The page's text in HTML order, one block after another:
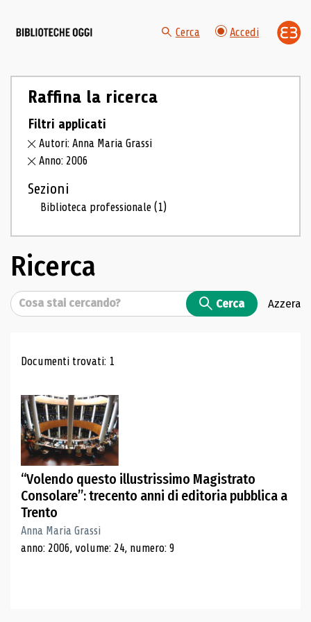
Cerca Accedi
Raffina la ricerca
Filtri applicati
Autori: Anna Maria Grassi
Anno: 2006
Sezioni
Biblioteca professionale(1)
Ricerca
Cerca Cerca Azzera
Risultati di ricerca
Documenti trovati: 1
“Volendo questo illustrissimo Magistrato
Consolare”: trecento anni di editoria pubblica a
Trento
Anna Maria Grassi
anno: 2006, volume: 24, numero: 9